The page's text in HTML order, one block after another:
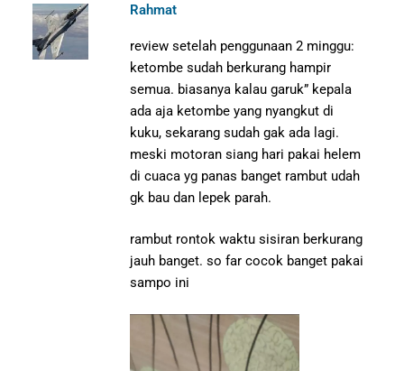
Rahmat
review setelah penggunaan 2 minggu:
ketombe sudah berkurang hampir
semua. biasanya kalau garuk” kepala
ada aja ketombe yang nyangkut di
kuku, sekarang sudah gak ada lagi.
meski motoran siang hari pakai helem
di cuaca yg panas banget rambut udah
gk bau dan lepek parah.
rambut rontok waktu sisiran berkurang
jauh banget. so far cocok banget pakai
sampo ini